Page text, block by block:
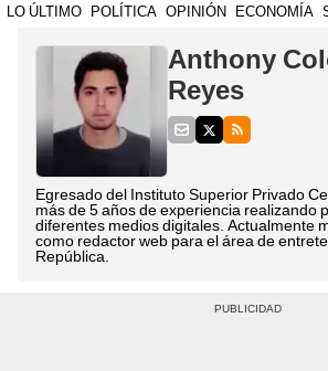
LO ÚLTIMO POLÍTICA OPINIÓN ECONOMÍA
Anthony
Reyes
Egresado del Instituto Superior Privado
más de 5 años de experiencia realizando
diferentes medios digitales. Actualmente
como redactor web para el área de
República.